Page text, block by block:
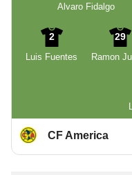
Alvaro Fidalgo
2
Luis Fuentes
29
Ramon
CF America